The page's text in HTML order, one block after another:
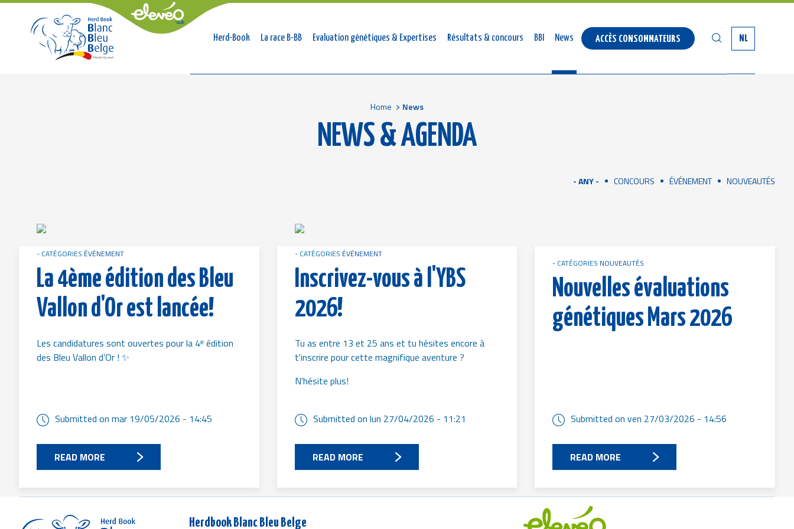
Navigation
Herd-Book La race B-BB Evaluation génétiques & Expertises Résultats & concours BBI News ACCÈS CONSOMMATEURS SEARCH NL
Home News
NEWS & AGENDA
- ANY - CONCOURS ÉVÉNEMENT NOUVEAUTÉS
Image
CATÉGORIES ÉVÉNEMENT
La 4ème édition des Bleu
Vallon d'Or est lancée!
Les candidatures sont ouvertes pour la 4ᵉ édition
des Bleu Vallon d’Or ! ✨
Submitted on mar 19/05/2026 - 14:45
READ MORE
Image
CATÉGORIES ÉVÉNEMENT
Inscrivez-vous à l'YBS
2026!
Tu as entre 13 et 25 ans et tu hésites encore à
t'inscrire pour cette magnifique aventure ?
N'hésite plus!
Submitted on lun 27/04/2026 - 11:21
READ MORE
CATÉGORIES NOUVEAUTÉS
Nouvelles évaluations
génétiques Mars 2026
Submitted onven 27/03/2026 - 14:56
READ MORE
Herdbook Blanc Bleu Belge